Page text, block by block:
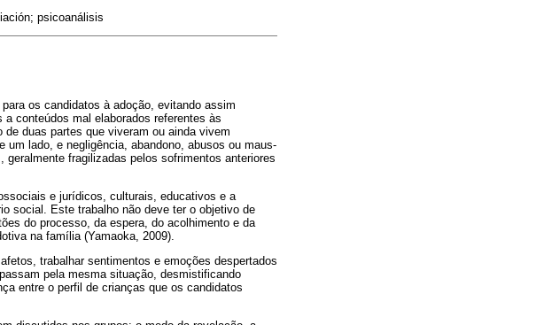
psicoanálisis
os candidatos à adoção, evitando assim
conteúdos mal elaborados referentes às
duas partes que viveram ou ainda vivem
lado, e negligência, abandono, abusos ou maus-
fragilizadas pelos sofrimentos anteriores
e jurídicos, culturais, educativos e a
social. Este trabalho não deve ter o objetivo de
do processo, da espera, do acolhimento e da
na família (Yamaoka, 2009).
trabalhar sentimentos e emoções despertados
pela mesma situação, desmistificando
entre o perfil de crianças que os candidatos